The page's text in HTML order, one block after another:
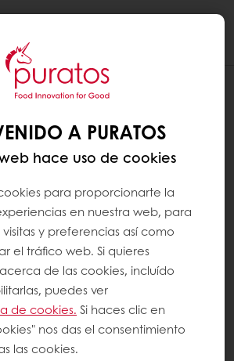
A PURATOS
hace uso de cookies
para proporcionarte la
en nuestra web, para
y preferencias así como
el tráfico web. Si quieres
de las cookies, incluído
puedes ver
de cookies. Si haces clic en
nos das el consentimiento
las cookies.